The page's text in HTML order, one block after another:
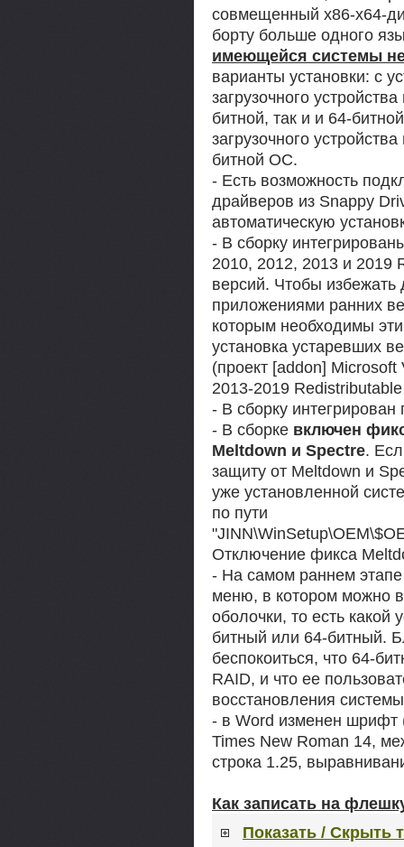
совмещенный x86-x64-
борту больше одного
имеющейся системы
варианты установки: с
загрузочного
битной, так и и 64-
загрузочного
битной ОС.
- Есть возможность
драйверов из Snappy
автоматическую
- В сборку
2010, 2012, 2013 и 2019
версий. Чтобы
приложениями ранних
которым необходимы
установка устаревших
(проект [addon]
2013-2019
- В сборку интегрирован
- В сборке включен
Meltdown и Spectre.
защиту от Meltdown и
уже установленной
по пути
Отключение фикса
- На самом раннем этапе
меню, в котором можно
оболочки, то есть какой
битный или 64-битный.
беспокоиться, что 64-
RAID, и что ее
восстановления
- в Word изменен шрифт
Times New Roman 14,
строка 1.25,
Как записать на
Показать / Скрыть